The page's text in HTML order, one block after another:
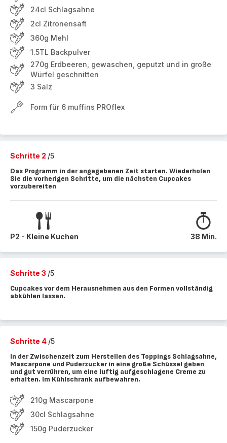
24cl Schlagsahne
2cl Zitronensaft
360g Mehl
1.5TL Backpulver
270g Erdbeeren, gewaschen, geputzt und in große
Würfel geschnitten
3 Salz
Form für 6 muffins PROflex
Schritte 2 /5
Das Programm in der angegebenen Zeit starten. Wiederholen
Sie die vorherigen Schritte, um die nächsten Cupcakes
vorzubereiten
P2 - Kleine Kuchen 38 Min.
Schritte 3 /5
Cupcakes vor dem Herausnehmen aus den Formen vollständig
abkühlen lassen.
Schritte 4 /5
In der Zwischenzeit zum Herstellen des Toppings Schlagsahne,
Mascarpone und Puderzucker in eine große Schüssel geben
und gut verrühren, um eine luftig aufgeschlagene Creme zu
erhalten. Im Kühlschrank aufbewahren.
210g Mascarpone
30cl Schlagsahne
150g Puderzucker